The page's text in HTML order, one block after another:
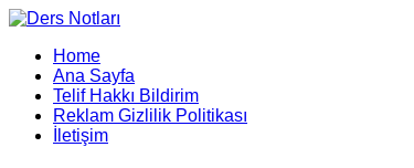
Home
Ana Sayfa
Telif Hakkı Bildirim
Reklam Gizlilik Politikası
İletişim